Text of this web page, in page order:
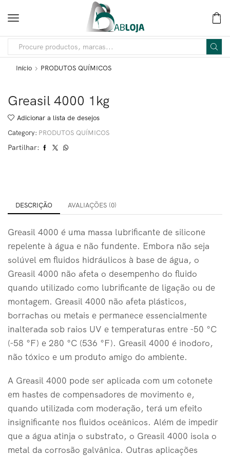
Início PRODUTOS QUÍMICOS
Greasil 4000 1kg
Adicionar a lista de desejos
Category: PRODUTOS QUÍMICOS
Partilhar:
DESCRIÇÃO AVALIAÇÕES (0)
Greasil 4000 é uma massa lubrificante de silicone
repelente à água e não fundente. Embora não seja
solúvel em fluidos hidráulicos à base de água, o
Greasil 4000 não afeta o desempenho do fluido
quando utilizado como lubrificante de ligação ou de
montagem. Greasil 4000 não afeta plásticos,
borrachas ou metais e permanece essencialmente
inalterada sob raios UV e temperaturas entre -50 °C
(-58 °F) e 280 °C (536 °F). Greasil 4000 é inodoro,
não tóxico e um produto amigo do ambiente.
A Greasil 4000 pode ser aplicada com um cotonete
em hastes de compensadores de movimento e,
quando utilizada com moderação, terá um efeito
insignificante nos fluidos oceânicos. Além de impedir
que a água atinja o substrato, o Greasil 4000 isola o
metal da corrosão galvânica. Outras aplicações